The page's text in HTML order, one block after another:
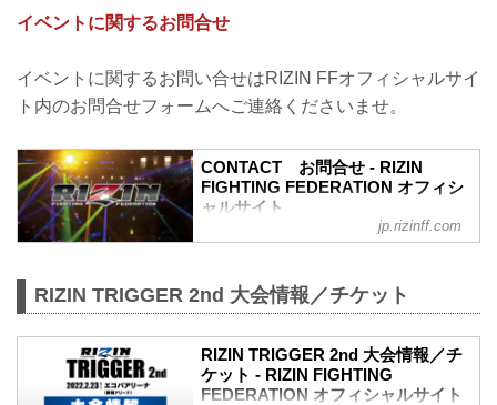
LANDMARK vol.1に関してのお問い合わ
せ
presents RIZIN LANDMARK vol.1におい
て、ウェブサイトへのアクセス集中によ
り、開演開始が1時間遅れたこと、お客
けいたしましたこと、深くお詫び申し上
げます。
この件に関しての【U-NEXT RIZIN
イベントに関するお問合せ
イベントに関するお問い合せはRIZIN FFオフィシャルサイ
ト内のお問合せフォームへご連絡くださいませ。
CONTACT お問合せ - RIZIN
FIGHTING FEDERATION オフィシ
ャルサイト
RIZIN FIGHTING FEDERATION オフィシ
「RIZIN FIGHTING FEDERATION」（ラ
ン）の情報・加盟団体について発信して
いきます。
jp.rizinff.com
RIZIN TRIGGER 2nd 大会情報／チケット
RIZIN TRIGGER 2nd 大会情報／チ
ケット - RIZIN FIGHTING
FEDERATION オフィシャルサイト